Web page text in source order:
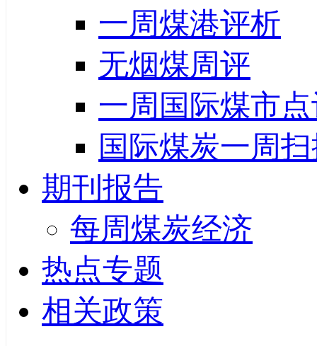
一周煤港评析
无烟煤周评
一周国际煤市
国际煤炭一周
期刊报告
每周煤炭经济
热点专题
相关政策